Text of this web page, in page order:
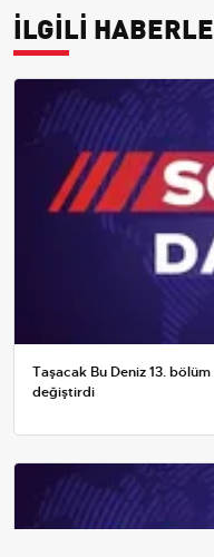
İLGİLİ
Taşacak Bu Deniz 13. bölüm
değiştirdi